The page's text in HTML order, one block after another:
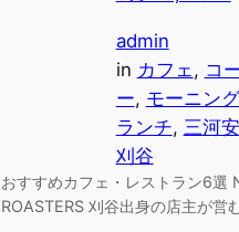
admin
in カフェ, コ
ー, モーニング
ランチ, 三河
刈谷
おすすめカフェ・レストラン6選
ROASTERS 刈谷出身の店主が営